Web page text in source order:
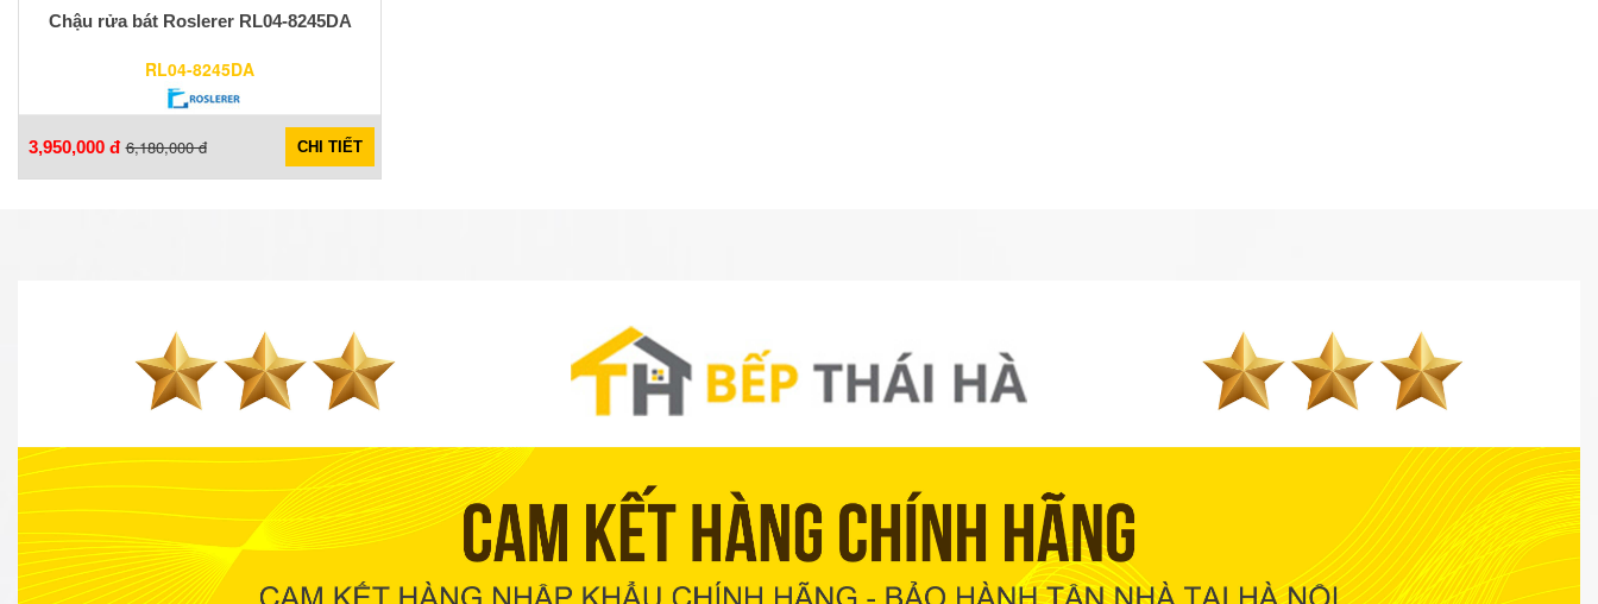
Chậu rửa bát Roslerer RL04-8245DA
RL04-8245DA
3,950,000 đ 6,180,000 đ CHI TIẾT